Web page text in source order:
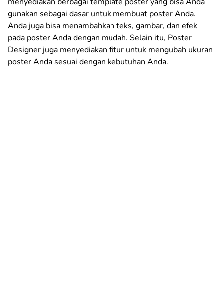
gunakan sebagai dasar untuk membuat poster Anda.
Anda juga bisa menambahkan teks, gambar, dan efek
pada poster Anda dengan mudah. Selain itu, Poster
Designer juga menyediakan fitur untuk mengubah ukuran
poster Anda sesuai dengan kebutuhan Anda.